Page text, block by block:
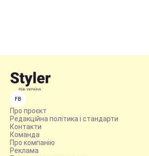
FB
Про проєкт
Редакційна політика і стандарти
Контакти
Команда
Про компанію
Реклама